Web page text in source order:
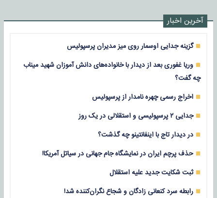
آخرین اخبار
گزینه جدایی اوسمار روی میز مدیران پرسپولیس
وریا غفوری بعد از دیدار با خانواده‌های دانش آموزان شهید میناب
چه گفت؟
اخراج رسمی چهره نامدار از پرسپولیس
جدایی ۲ پرسپولیسی و استقلالی در یک روز
در دیدار تاج با اینفانتینو چه گذشت؟
حذف پرچم ایران در نمایشگاه جام جهانی در سیاتل آمریکا!
ثبت شکایت جدید علیه استقلال
رابطه سرد کنعانی زادگان و شجاع نگران‌کننده شد!